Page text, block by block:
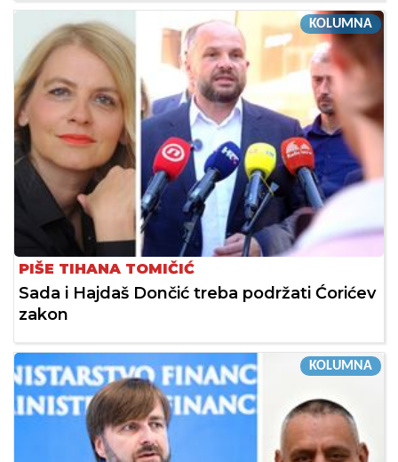
KOLUMNA
PIŠE TIHANA TOMIČIĆ
Sada i Hajdaš Dončić treba podržati Ćorićev
zakon
KOLUMNA